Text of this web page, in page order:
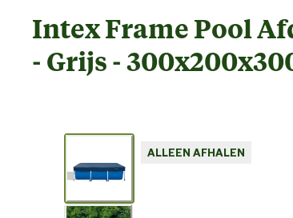
Intex Frame Pool
- Grijs -
ALLEEN AFHALEN